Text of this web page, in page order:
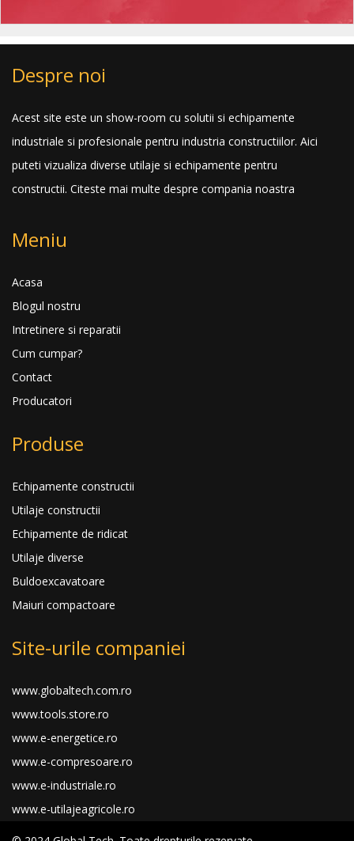
Despre noi
Acest site este un show-room cu solutii si echipamente
industriale si profesionale pentru industria constructiilor. Aici
puteti vizualiza diverse utilaje si echipamente pentru
constructii. Citeste mai multe despre compania noastra
Meniu
Acasa
Blogul nostru
Intretinere si reparatii
Cum cumpar?
Contact
Producatori
Produse
Echipamente constructii
Utilaje constructii
Echipamente de ridicat
Utilaje diverse
Buldoexcavatoare
Maiuri compactoare
Site-urile companiei
www.globaltech.com.ro
www.tools.store.ro
www.e-energetice.ro
www.e-compresoare.ro
www.e-industriale.ro
www.e-utilajeagricole.ro